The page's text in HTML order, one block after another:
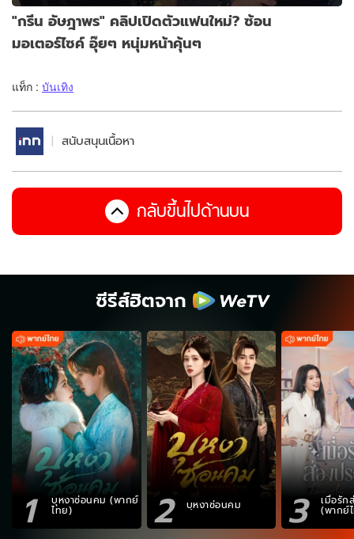
"กรีน อัษฎาพร" คลิปเปิดตัวแฟนใหม่? ซ้อน
มอเตอร์ไซค์ อุ๊ยๆ หนุ่มหน้าคุ้นๆ
แท็ก : บันเทิง
สนับสนุนเนื้อหา
กลับขึ้นไปด้านบน
ซีรีส์ฮิตจาก
1 บุหงาซ่อนคม (พากย์
ไทย) 2 บุหงาซ่อนคม 3 เมื่อรัก
(พากย์